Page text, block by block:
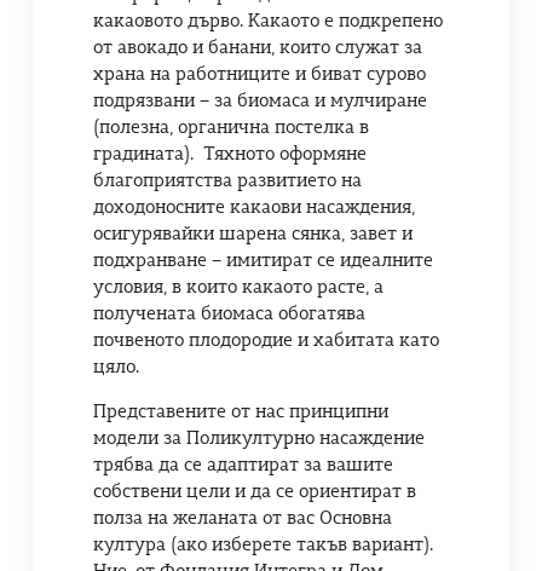
какаовото дърво. Какаото е подкрепено
от авокадо и банани, които служат за
храна на работниците и биват сурово
подрязвани – за биомаса и мулчиране
(полезна, органична постелка в
градината). Тяхното оформяне
благоприятства развитието на
доходоносните какаови насаждения,
осигурявайки шарена сянка, завет и
подхранване – имитират се идеалните
условия, в които какаото расте, а
получената биомаса обогатява
почвеното плодородие и хабитата като
цяло.
Представените от нас принципни
модели за Поликултурно насаждение
трябва да се адаптират за вашите
собствени цели и да се ориентират в
полза на желаната от вас Основна
култура (ако изберете такъв вариант).